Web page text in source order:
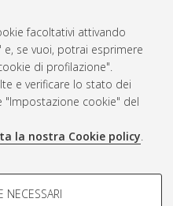
facoltativi attivando
se vuoi, potrai esprimere
di profilazione".
e verificare lo stato dei
"Impostazione cookie" del
la nostra Cookie policy.
-
NECESSARI